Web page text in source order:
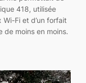
418, utilisée
Wi-Fi et d’un forfait
de moins en moins.